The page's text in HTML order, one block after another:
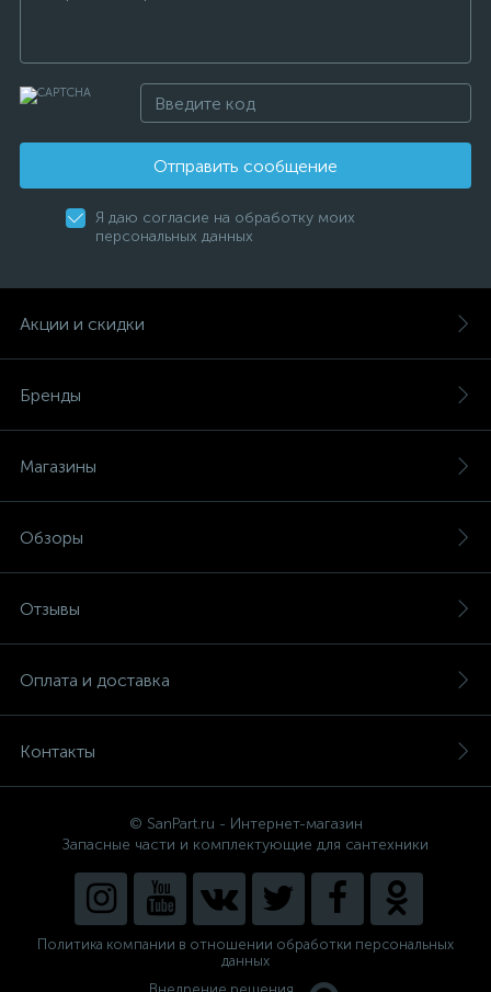
Отправить сообщение
Я даю согласие на обработку моих
персональных данных
Акции и скидки
Бренды
Магазины
Обзоры
Отзывы
Оплата и доставка
Контакты
© SanPart.ru - Интернет-магазин
Запасные части и комплектующие для сантехники
Политика компании в отношении обработки персональных
данных